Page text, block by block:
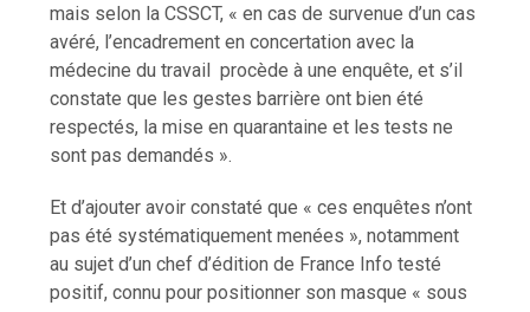
mais selon la CSSCT, « en cas de survenue d’un cas
avéré, l’encadrement en concertation avec la
médecine du travail procède à une enquête, et s’il
constate que les gestes barrière ont bien été
respectés, la mise en quarantaine et les tests ne
sont pas demandés ».
Et d’ajouter avoir constaté que « ces enquêtes n’ont
pas été systématiquement menées », notamment
au sujet d’un chef d’édition de France Info testé
positif, connu pour positionner son masque « sous